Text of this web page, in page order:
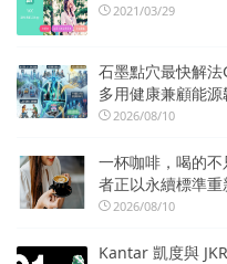
2021/03/29
石墨點穴最快解
多用健康兼顧能
2026/08/10
一杯咖啡，喝的
者正以永續標準
2026/08/10
Kantar 凱度與